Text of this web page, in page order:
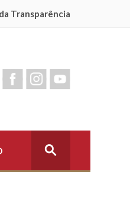
Transparência